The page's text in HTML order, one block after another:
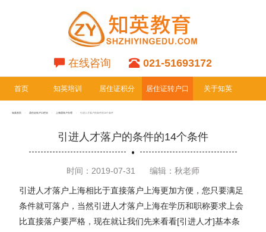
在线咨询 021-51693172
首页 知英培训 居住证积分
专栏
居住证转户口 关于知英
知英首页 居住证转户口栏目 上海居转户办理 引进人才落户的条件的14个条件
引进人才落户的条件的14个条件
时间：2019-07-31 编辑：秋老师
引进人才落户上海相比于直接落户上海更加方便，您只要满足
条件就可落户，当然引进人才落户上海在学历和职称要求上会
比直接落户要严格，现在就让我们先来看看[引进人才]基本条